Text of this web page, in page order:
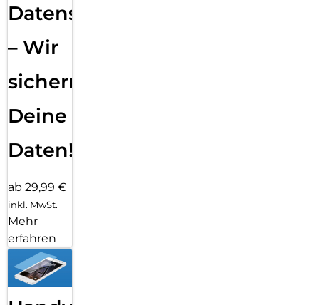
Datensicherung
– Wir
sichern
Deine
Daten!
ab 29,99 €
inkl. MwSt.
Mehr
erfahren